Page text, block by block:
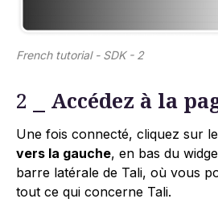
French tutorial - SDK - 2
2 ⎯ Accédez à la
Une fois connecté, cliquez sur le
vers la gauche, en bas du
barre latérale de Tali, où vous
tout ce qui concerne Tali.